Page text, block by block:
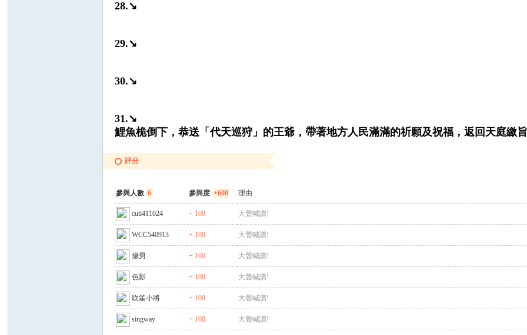
28.↘
29.↘
30.↘
31.↘
鯉魚桅倒下，恭送「代天巡狩」的王爺，帶著地方人民滿滿的祈願及祝福，返回天庭繳
評分
參與人數 6 參與度 +600 理由
cuti411024 + 100 大聲喊讚!
WCC540913 + 100 大聲喊讚!
攝男 + 100 大聲喊讚!
色影 + 100 大聲喊讚!
吹笙小將 + 100 大聲喊讚!
singway + 100 大聲喊讚!